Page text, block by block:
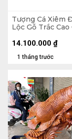
Tượng Cá Xiêm
Lộc Gỗ Trắc Cao
Kỷ Cao 10
1 tháng trước
14.100.000 ₫